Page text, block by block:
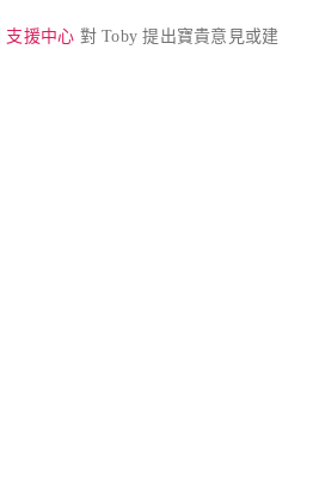
支援中心 對 Toby 提出寶貴意見或建